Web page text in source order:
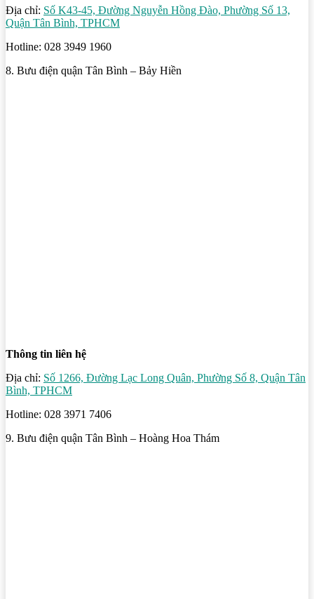
Địa chỉ: Số K43-45, Đường Nguyễn Hồng Đào, Phường Số 13,
Quận Tân Bình, TPHCM
Hotline: 028 3949 1960
8. Bưu điện quận Tân Bình – Bảy Hiền
Thông tin liên hệ
Địa chỉ: Số 1266, Đường Lạc Long Quân, Phường Số 8, Quận Tân
Bình, TPHCM
Hotline: 028 3971 7406
9. Bưu điện quận Tân Bình – Hoàng Hoa Thám